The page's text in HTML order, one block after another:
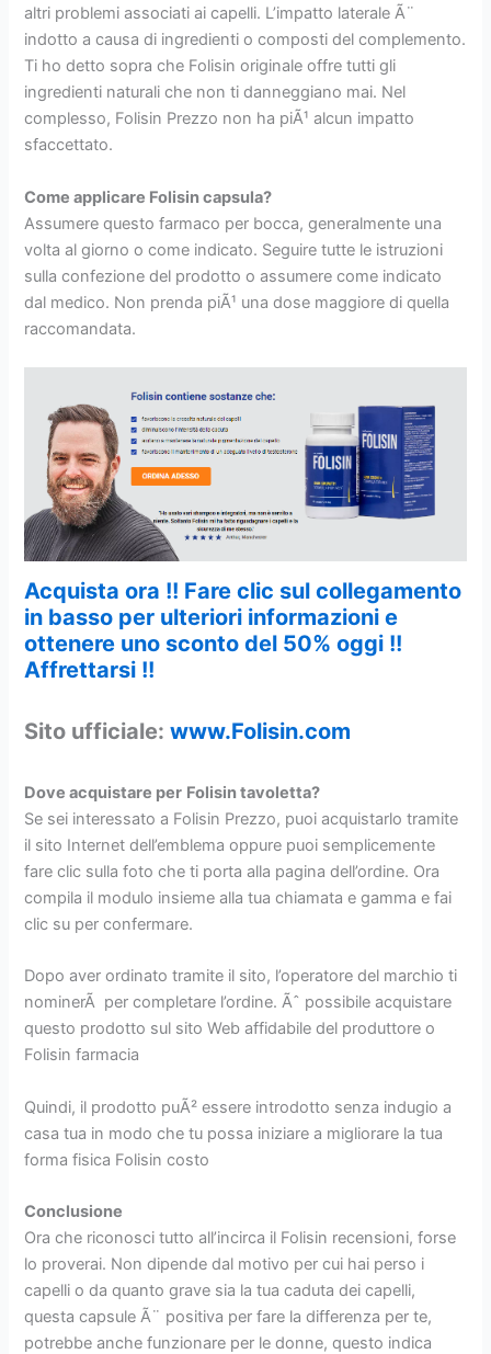
altri problemi associati ai capelli. L’impatto laterale Ã¨
indotto a causa di ingredienti o composti del complemento.
Ti ho detto sopra che Folisin originale offre tutti gli
ingredienti naturali che non ti danneggiano mai. Nel
complesso, Folisin Prezzo non ha piÃ¹ alcun impatto
sfaccettato.
Come applicare Folisin capsula?
Assumere questo farmaco per bocca, generalmente una
volta al giorno o come indicato. Seguire tutte le istruzioni
sulla confezione del prodotto o assumere come indicato
dal medico. Non prenda piÃ¹ una dose maggiore di quella
raccomandata.
Acquista ora !! Fare clic sul collegamento
in basso per ulteriori informazioni e
ottenere uno sconto del 50% oggi !!
Affrettarsi !!
Sito ufficiale:www.Folisin.com
Dove acquistare per Folisin tavoletta?
Se sei interessato a Folisin Prezzo, puoi acquistarlo tramite
il sito Internet dell’emblema oppure puoi semplicemente
fare clic sulla foto che ti porta alla pagina dell’ordine. Ora
compila il modulo insieme alla tua chiamata e gamma e fai
clic su per confermare.
Dopo aver ordinato tramite il sito, l’operatore del marchio ti
nominerÃ per completare l’ordine. Ãˆ possibile acquistare
questo prodotto sul sito Web affidabile del produttore o
Folisin farmacia
Quindi, il prodotto puÃ² essere introdotto senza indugio a
casa tua in modo che tu possa iniziare a migliorare la tua
forma fisica Folisin costo
Conclusione
Ora che riconosci tutto all’incirca il Folisin recensioni, forse
lo proverai. Non dipende dal motivo per cui hai perso i
capelli o da quanto grave sia la tua caduta dei capelli,
questa capsule Ã¨ positiva per fare la differenza per te,
potrebbe anche funzionare per le donne, questo indica